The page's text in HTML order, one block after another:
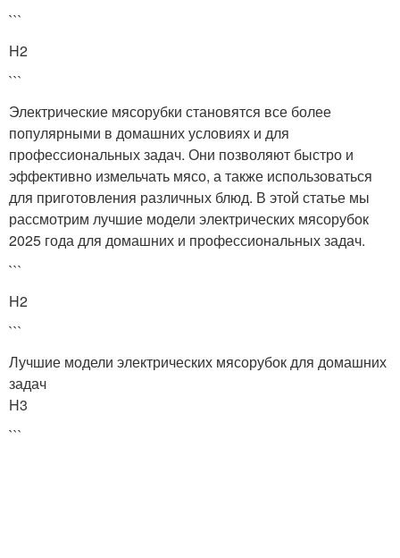
```
H2
```
Электрические мясорубки становятся все более
популярными в домашних условиях и для
профессиональных задач. Они позволяют быстро и
эффективно измельчать мясо, а также использоваться
для приготовления различных блюд. В этой статье мы
рассмотрим лучшие модели электрических мясорубок
2025 года для домашних и профессиональных задач.
```
H2
```
Лучшие модели электрических мясорубок для домашних
задач
H3
```